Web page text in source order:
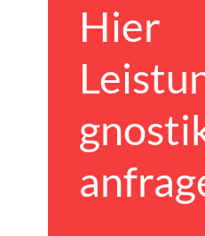
Hier